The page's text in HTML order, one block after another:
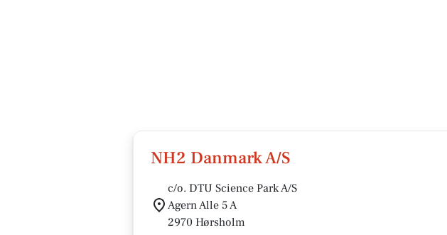
NH2 Danmark A/S
c/o. DTU Science Park A/S
Agern Alle 5 A
2970 Hørsholm